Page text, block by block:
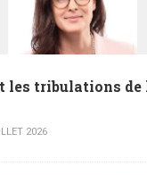
les tribulations de
2026